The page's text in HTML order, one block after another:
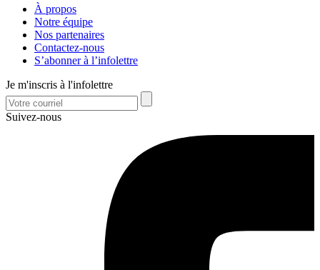
À propos
Notre équipe
Nos partenaires
Contactez-nous
S’abonner à l’infolettre
Je m'inscris à l'infolettre
Suivez-nous